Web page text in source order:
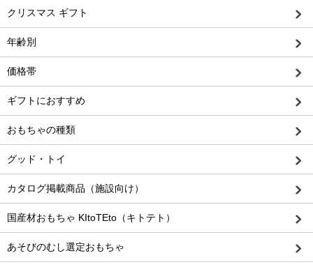
クリスマス ギフト
年齢別
価格帯
ギフトにおすすめ
おもちゃの種類
グッド・トイ
カタログ掲載商品（施設向け）
国産材おもちゃ KItoTEto（キトテト）
あそびのむし選定おもちゃ